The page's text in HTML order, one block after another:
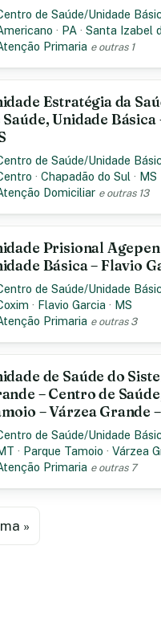
de Saúde/Unidade
· PA ·Santa Izabel
Primaria e outras 1
Estratégia da
Saúde, Unidade
de Saúde/Unidade
·Chapadão do Sul · MS
Domiciliar e outras 13
Prisional
Básica – Flavio
de Saúde/Unidade
· Flavio Garcia · MS
Primaria e outras 3
de Saúde do
– Centro de
– Várzea Grande
de Saúde/Unidade
· Parque Tamoio ·Várzea
Primaria e outras 7
»